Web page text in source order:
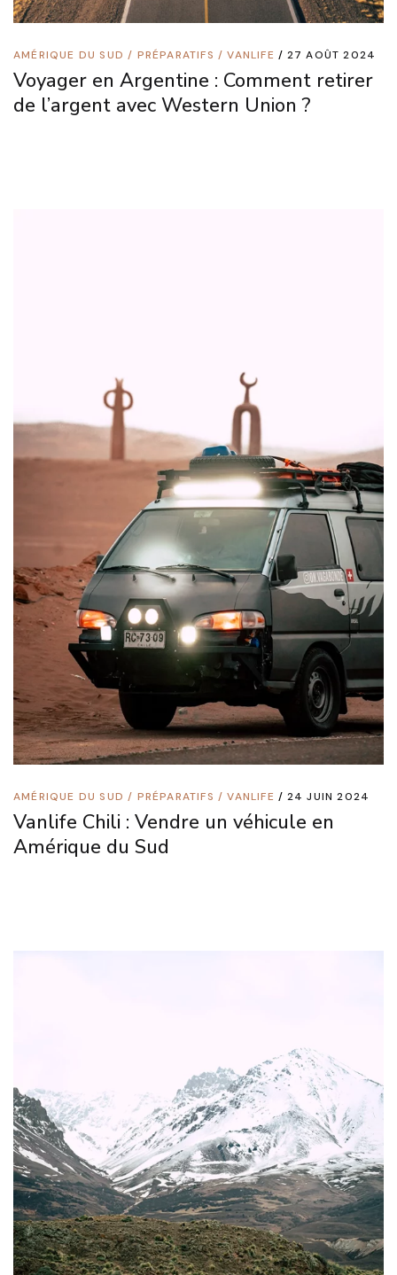
AMÉRIQUE DU SUD / PRÉPARATIFS /VANLIFE 27 AOÛT 2024
Voyager en Argentine : Comment retirer
de l’argent avec Western Union ?
AMÉRIQUE DU SUD / PRÉPARATIFS /VANLIFE 24 JUIN 2024
Vanlife Chili : Vendre un véhicule en
Amérique du Sud